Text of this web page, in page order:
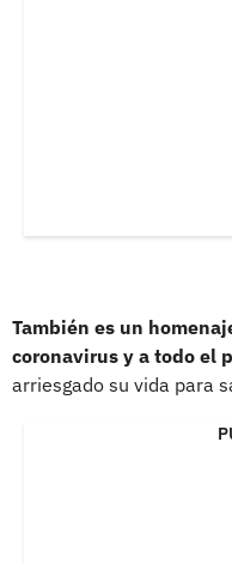
También es un
coronavirus y a todo el
arriesgado su vida para